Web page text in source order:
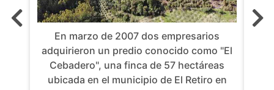
En marzo de 2007 dos empresarios
adquirieron un predio conocido como "El
Cebadero", una finca de 57 hectáreas
ubicada en el municipio de El Retiro en